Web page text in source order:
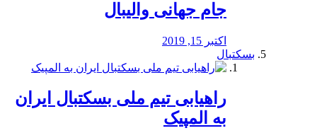
جام جهانی والیبال
اکتبر 15, 2019
بسکتبال
راهیابی تیم ملی بسکتبال ایران
به المپیک